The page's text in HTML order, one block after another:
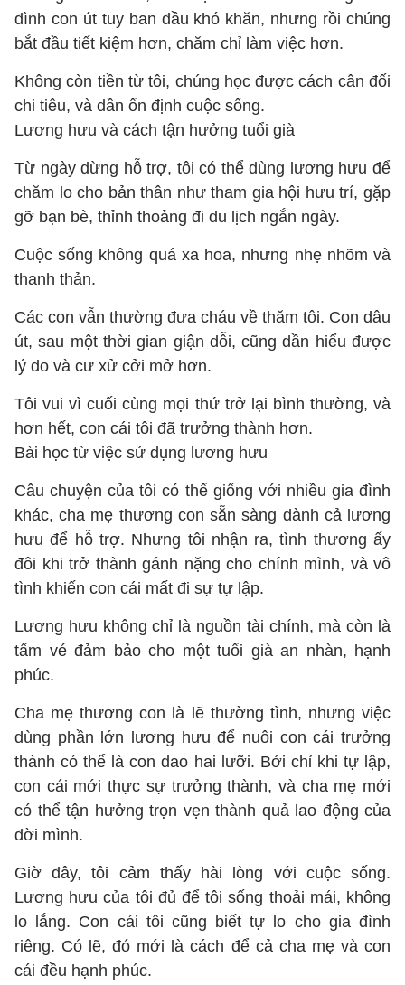
đình con út tuy ban đầu khó khăn, nhưng rồi chúng
bắt đầu tiết kiệm hơn, chăm chỉ làm việc hơn.
Không còn tiền từ tôi, chúng học được cách cân đối
chi tiêu, và dần ổn định cuộc sống.
Lương hưu và cách tận hưởng tuổi già
Từ ngày dừng hỗ trợ, tôi có thể dùng lương hưu để
chăm lo cho bản thân như tham gia hội hưu trí, gặp
gỡ bạn bè, thỉnh thoảng đi du lịch ngắn ngày.
Cuộc sống không quá xa hoa, nhưng nhẹ nhõm và
thanh thản.
Các con vẫn thường đưa cháu về thăm tôi. Con dâu
út, sau một thời gian giận dỗi, cũng dần hiểu được
lý do và cư xử cởi mở hơn.
Tôi vui vì cuối cùng mọi thứ trở lại bình thường, và
hơn hết, con cái tôi đã trưởng thành hơn.
Bài học từ việc sử dụng lương hưu
Câu chuyện của tôi có thể giống với nhiều gia đình
khác, cha mẹ thương con sẵn sàng dành cả lương
hưu để hỗ trợ. Nhưng tôi nhận ra, tình thương ấy
đôi khi trở thành gánh nặng cho chính mình, và vô
tình khiến con cái mất đi sự tự lập.
Lương hưu không chỉ là nguồn tài chính, mà còn là
tấm vé đảm bảo cho một tuổi già an nhàn, hạnh
phúc.
Cha mẹ thương con là lẽ thường tình, nhưng việc
dùng phần lớn lương hưu để nuôi con cái trưởng
thành có thể là con dao hai lưỡi. Bởi chỉ khi tự lập,
con cái mới thực sự trưởng thành, và cha mẹ mới
có thể tận hưởng trọn vẹn thành quả lao động của
đời mình.
Giờ đây, tôi cảm thấy hài lòng với cuộc sống.
Lương hưu của tôi đủ để tôi sống thoải mái, không
lo lắng. Con cái tôi cũng biết tự lo cho gia đình
riêng. Có lẽ, đó mới là cách để cả cha mẹ và con
cái đều hạnh phúc.